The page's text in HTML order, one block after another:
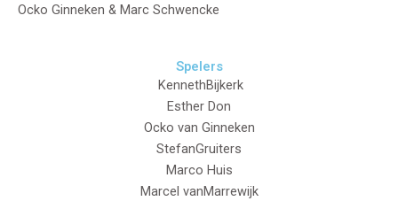
Ocko Ginneken & Marc Schwencke
Spelers
KennethBijkerk
Esther Don
Ocko van Ginneken
StefanGruiters
Marco Huis
Marcel vanMarrewijk